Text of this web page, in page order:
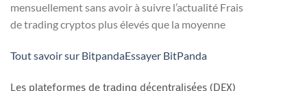
mensuellement sans avoir à suivre l’actualité Frais
de trading cryptos plus élevés que la moyenne
Tout savoir sur BitpandaEssayer BitPanda
Les plateformes de trading décentralisées (DEX)